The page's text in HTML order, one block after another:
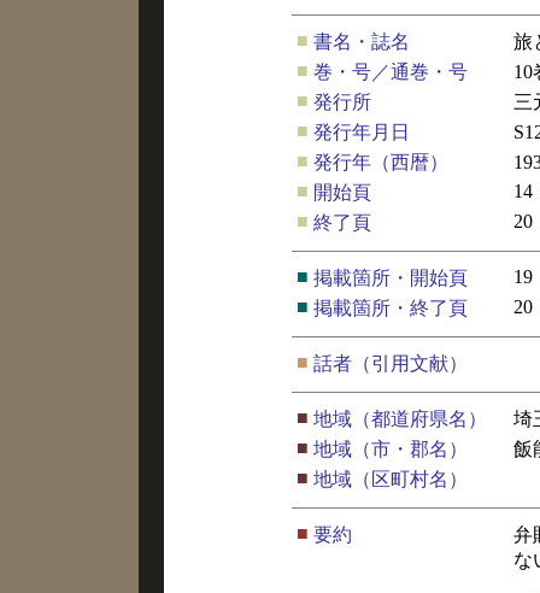
■ 書名・誌名
旅
■ 巻・号／通巻・号
10
■ 発行所
三
■ 発行年月日
■ 発行年（西暦）
■ 開始頁
14
■ 終了頁 20
■ 掲載箇所・開始頁
19
■ 掲載箇所・終了頁 20
■ 話者（引用文献）
■ 地域（都道府県名）
埼
■ 地域（市・郡名）
飯
■ 地域（区町村名）
■ 要約
弁
な